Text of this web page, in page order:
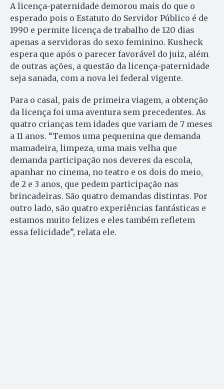
A licença-paternidade demorou mais do que o
esperado pois o Estatuto do Servidor Público é de
1990 e permite licença de trabalho de 120 dias
apenas a servidoras do sexo feminino. Kusheck
espera que após o parecer favorável do juiz, além
de outras ações, a questão da licença-paternidade
seja sanada, com a nova lei federal vigente.
Para o casal, pais de primeira viagem, a obtenção
da licença foi uma aventura sem precedentes. As
quatro crianças tem idades que variam de 7 meses
a 11 anos. “Temos uma pequenina que demanda
mamadeira, limpeza, uma mais velha que
demanda participação nos deveres da escola,
apanhar no cinema, no teatro e os dois do meio,
de 2 e 3 anos, que pedem participação nas
brincadeiras. São quatro demandas distintas. Por
outro lado, são quatro experiências fantásticas e
estamos muito felizes e eles também refletem
essa felicidade”, relata ele.